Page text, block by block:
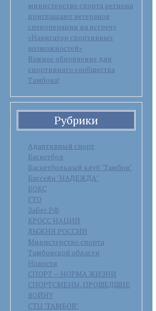
министерство спорта региона
приглашают ветеранов
спецоперации на встречу
«Навигатор спортивных
возможностей»
Важное обновление для
спортивного сообщества
Тамбова!
Рубрики
Адаптивный спорт
Баскетбол
Баскетбольный клуб "Тамбов"
Бассейн "НАДЕЖДА"
БОКС
ГТО
ЗаБег.РФ
КРОСС НАЦИЙ
ЛЫЖНЯ РОССИИ
Министерство спорта
Тамбовской области
Новости
СПОРТ — НОРМА ЖИЗНИ
СПОРТСМЕНЫ, ПРОШЕДШИЕ
ВОЙНУ
СТЦ "ТАМБОВ"